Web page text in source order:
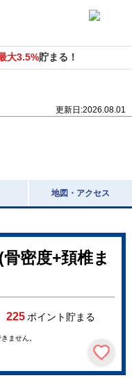
大3.5%貯まる！
更新日:2026.08.01
地図・アクセス
密度+頚椎ま
225ポイント貯まる
ません。